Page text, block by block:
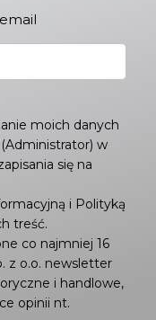
moich danych
w
się na
i Polityką
treść.
co najmniej 16
z o.o. newsletter
i handlowe,
opinii nt.